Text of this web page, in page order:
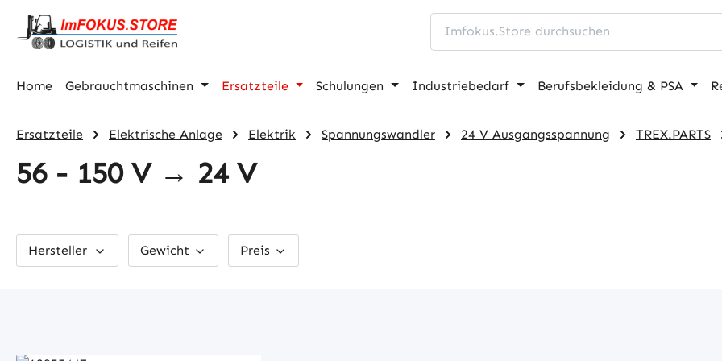
Hauptinhalt springen
Zur Suche springen
Zur Hauptnavigation springen
Home Gebrauchtmaschinen Ersatzteile Schulungen Industriebedarf Berufsbekleidung & PSA
Ersatzteile Elektrische Anlage Elektrik Spannungswandler 24 V Ausgangsspannung TREX.PARTS
56 - 150 V → 24 V
Hersteller Gewicht Preis